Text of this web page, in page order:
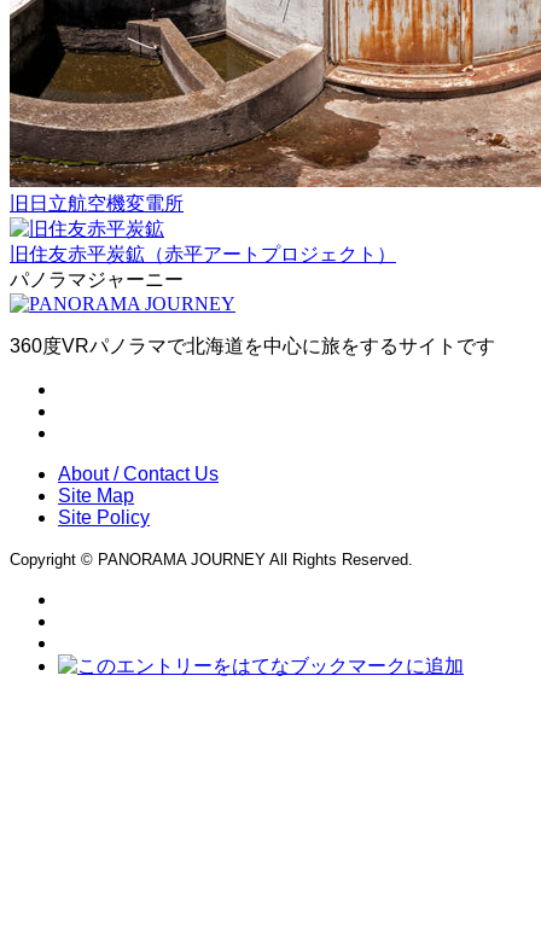
旧日立航空機変電所
旧住友赤平炭鉱（赤平アートプロジェクト）
パノラマジャーニー
360度VRパノラマで北海道を中心に旅をするサイトです
About / Contact Us
Site Map
Site Policy
Copyright © PANORAMA JOURNEY All Rights Reserved.